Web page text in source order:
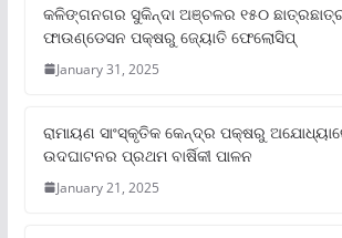
କଳିଙ୍ଗନଗର ସୁକିନ୍ଦା ଅଞ୍ଚଳର ୧୫୦
ଫାଉଣ୍ଡେସନ ପକ୍ଷରୁ ଜ୍ୟୋତି ଫେଲୋସିପ୍‌
January 31, 2025
ରାମାୟଣ ସାଂସ୍କୃତିକ କେନ୍ଦ୍ର ପକ୍ଷରୁ
ଉଦଘାଟନର ପ୍ରଥମ ବାର୍ଷିକୀ ପାଳନ
January 21, 2025